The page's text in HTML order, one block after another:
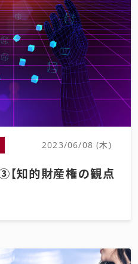
2023/06/08 (木)
【知的財産権の観点